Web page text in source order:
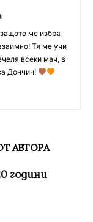
ме избра
Тя ме учи
всеки мач, в
Дончич!
АВТОРА
години